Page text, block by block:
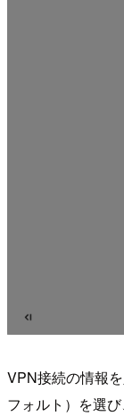
VPN接続の情報
フォルト）を選